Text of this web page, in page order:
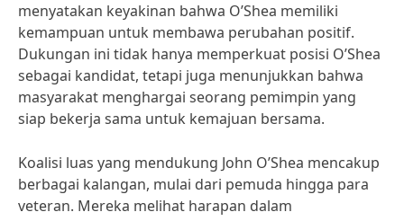
menyatakan keyakinan bahwa O’Shea memiliki
kemampuan untuk membawa perubahan positif.
Dukungan ini tidak hanya memperkuat posisi O’Shea
sebagai kandidat, tetapi juga menunjukkan bahwa
masyarakat menghargai seorang pemimpin yang
siap bekerja sama untuk kemajuan bersama.
Koalisi luas yang mendukung John O’Shea mencakup
berbagai kalangan, mulai dari pemuda hingga para
veteran. Mereka melihat harapan dalam